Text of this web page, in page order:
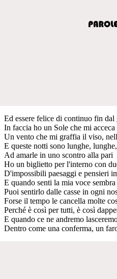
Ed essere felice di continuo fin
In faccia ho un Sole che mi acceca
Un vento che mi graffia il viso,
E queste notti sono lunghe,
Ad amarle in uno scontro alla pari
Ho un biglietto per l'interno con
D'impossibili paesaggi e pensieri
E quando senti la mia voce
Puoi sentirlo dalle casse in ogni
Forse il tempo le cancella molte
Perché è così per tutti, è così
E quando ce ne andremo
Dentro come una conferma, un